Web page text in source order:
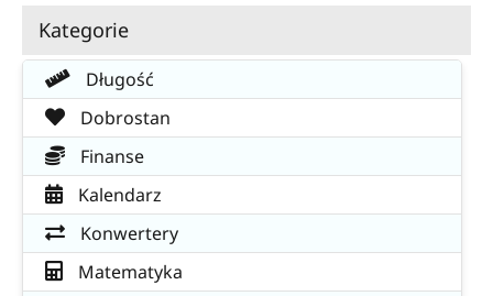
Kategorie
Długość
Dobrostan
Finanse
Kalendarz
Konwertery
Matematyka